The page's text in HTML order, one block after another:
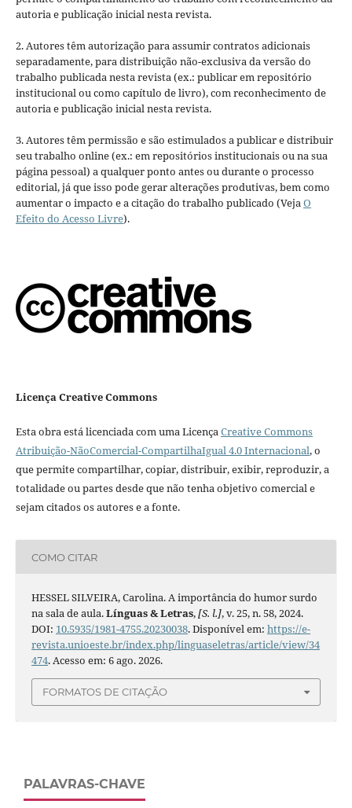
autoria e publicação inicial nesta revista.
2. Autores têm autorização para assumir contratos adicionais
separadamente, para distribuição não-exclusiva da versão do
trabalho publicada nesta revista (ex.: publicar em repositório
institucional ou como capítulo de livro), com reconhecimento de
autoria e publicação inicial nesta revista.
3. Autores têm permissão e são estimulados a publicar e distribuir
seu trabalho online (ex.: em repositórios institucionais ou na sua
página pessoal) a qualquer ponto antes ou durante o processo
editorial, já que isso pode gerar alterações produtivas, bem como
aumentar o impacto e a citação do trabalho publicado (VejaO
Efeito do Acesso Livre).
Licença Creative Commons
Esta obra está licenciada com uma LicençaCreative Commons
Atribuição-NãoComercial-CompartilhaIgual 4.0 Internacional, o
que permite compartilhar, copiar, distribuir, exibir, reproduzir, a
totalidade ou partes desde que não tenha objetivo comercial e
sejam citados os autores e a fonte.
COMO CITAR
HESSEL SILVEIRA, Carolina. A importância do humor surdo
na sala de aula.Línguas & Letras,[S. l.], v. 25, n. 58, 2024.
DOI: 10.5935/1981-4755.20230038. Disponível em: https://e-
revista.unioeste.br/index.php/linguaseletras/article/view/34
474. Acesso em: 6 ago. 2026.
FORMATOS DE CITAÇÃO
PALAVRAS-CHAVE